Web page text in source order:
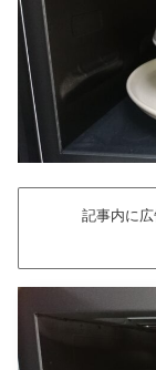
記事内に